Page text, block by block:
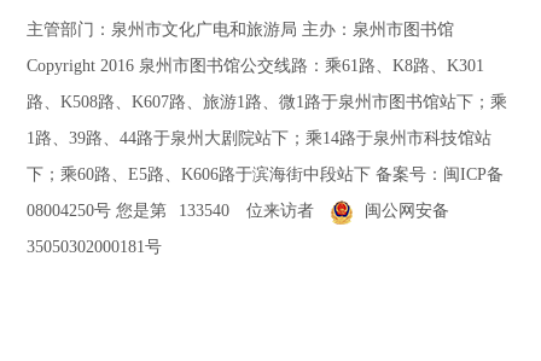
主管部门：泉州市文化广电和旅游局 主办：泉州市图书馆
Copyright 2016 泉州市图书馆公交线路：乘61路、K8路、K301
路、K508路、K607路、旅游1路、微1路于泉州市图书馆站下；乘
1路、39路、44路于泉州大剧院站下；乘14路于泉州市科技馆站
下；乘60路、E5路、K606路于滨海街中段站下备案号： 闽ICP备
08004250号 您是第 133540 位来访者
闽公网安备
35050302000181号